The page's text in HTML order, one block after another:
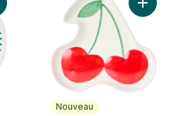
Assiette à salade imprimée –
Nouveau
Ajouter